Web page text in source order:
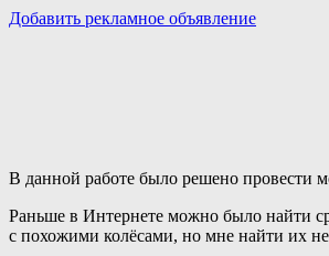
Добавить рекламное объявление
В данной работе было решено провести
Раньше в Интернете можно было найти
с похожими колёсами, но мне найти их не